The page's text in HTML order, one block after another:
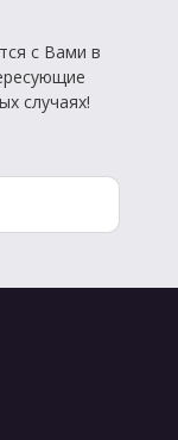
с Вами в
случаях!